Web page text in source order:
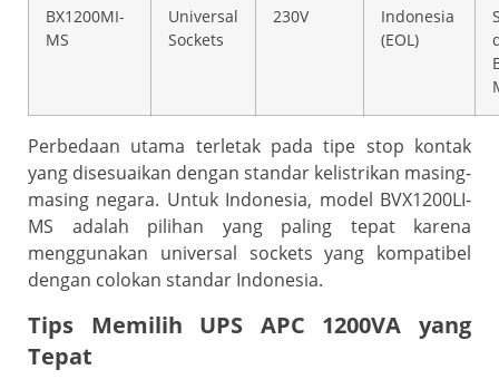
BX1200MI-
MS
Universal
Sockets
230V
Indonesia
(EOL)
Perbedaan utama terletak pada tipe stop kontak
yang disesuaikan dengan standar kelistrikan masing-
masing negara. Untuk Indonesia, model BVX1200LI-
MS adalah pilihan yang paling tepat karena
menggunakan universal sockets yang kompatibel
dengan colokan standar Indonesia.
Tips Memilih UPS APC 1200VA yang
Tepat